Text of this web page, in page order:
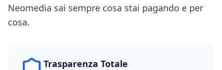
Neomedia sai sempre cosa stai pagando e per
cosa.
Trasparenza Totale